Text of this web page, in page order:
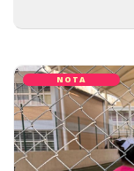
NOTA